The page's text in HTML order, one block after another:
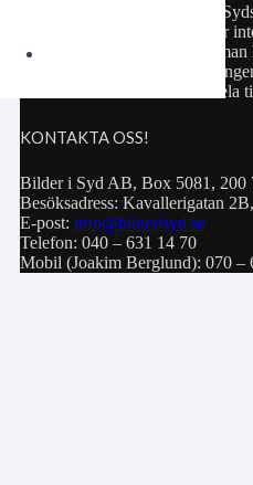
Samtliga bilder hör till HD-
upphovsrättslagen. De får
Köp av bild innebär att
privat bruk eller för
hela
KONTAKTA OSS!
Bilder i Syd AB, Box 5081, 200
Besöksadress: Kavallerigatan
E-post: info@bilderisyd.se
Telefon: 040 – 631 14 70
Mobil (Joakim Berglund): 070 –